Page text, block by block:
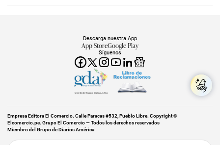
Síguenos
Descarga nuestra App
App StoreGoogle Play
Miembro del Grupo de Diarios América
Empresa Editora El Comercio. Calle Paracas #532, Pueblo Libre. Copyright ©
Elcomercio.pe. Grupo El Comercio — Todos los derechos reservados
Miembro del Grupo de Diarios América